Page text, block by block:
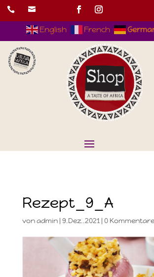
 
English French
Rezept_9_A
vonadmin| 9.Dez..2021 | 0 Kommentare